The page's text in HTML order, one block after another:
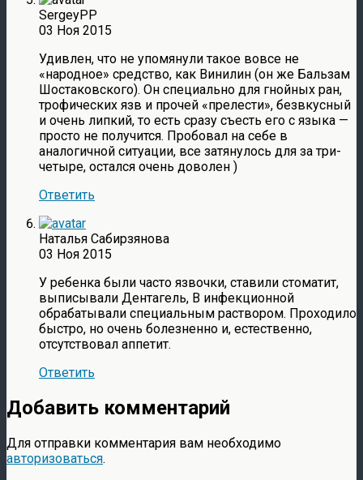
SergeyPP
03 Ноя 2015
Удивлен, что не упомянули такое вовсе не
«народное» средство, как Винилин (он же Бальзам
Шостаковского). Он специально для гнойных ран,
трофических язв и прочей «прелести», безвкусный
и очень липкий, то есть сразу съесть его с языка —
просто не получится. Пробовал на себе в
аналогичной ситуации, все затянулось для за три-
четыре, остался очень доволен )
Ответить
Наталья Сабирзянова
03 Ноя 2015
У ребенка были часто язвочки, ставили стоматит,
выписывали Дентагель, В инфекционной
обрабатывали специальным раствором. Проходило
быстро, но очень болезненно и, естественно,
отсутствовал аппетит.
Ответить
Добавить комментарий
Для отправки комментария вам необходимо
авторизоваться.